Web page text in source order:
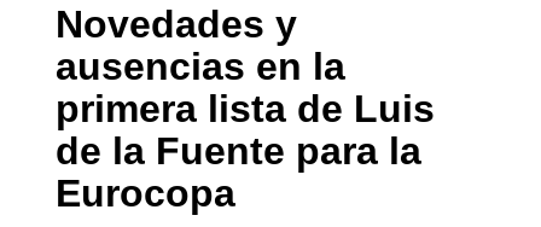
Novedades y
ausencias en la
primera lista de Luis
de la Fuente para la
Eurocopa